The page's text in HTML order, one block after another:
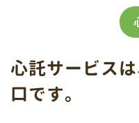
心託サービス
口です。